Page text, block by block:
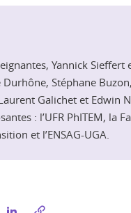
Yannick
Stéphane
Galichet et Edwin
: l’UFR PhITEM, la
et l’ENSAG-UGA.
sur Facebook
Partager sur LinkedIn